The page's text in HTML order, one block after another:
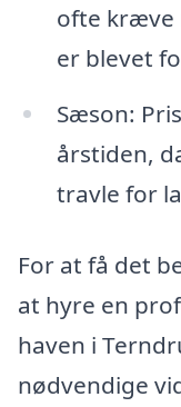
ofte kræve
er blevet
Sæson:
årstiden,
travle for
For at få det
at hyre en
haven i
nødvendige